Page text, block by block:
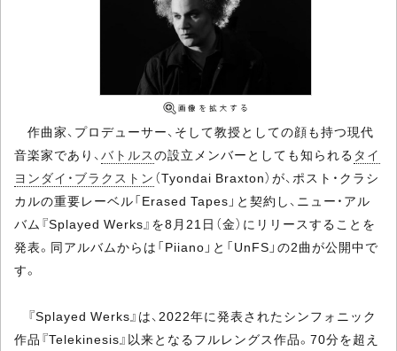
作曲家、プロデューサー、そして教授としての顔も持つ現代
音楽家であり、バトルスの設立メンバーとしても知られる タイ
ヨンダイ・ブラクストン （Tyondai Braxton）が、ポスト・クラシ
カルの重要レーベル「Erased Tapes」と契約し、ニュー・アル
バム『Splayed Werks』を8月21日（金）にリリースすることを
発表。同アルバムからは「Piiano」と「UnFS」の2曲が公開中で
す。
『Splayed Werks』は、2022年に発表されたシンフォニック
作品『Telekinesis』以来となるフルレングス作品。70分を超え